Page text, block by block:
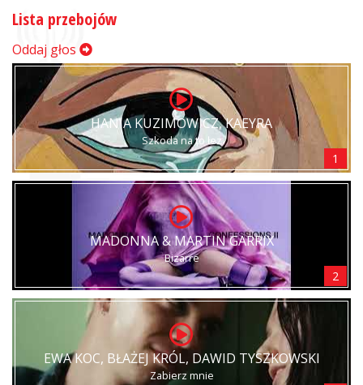
Lista przebojów
Oddaj głos
HANIA KUZIMOWICZ, KAEYRA
Szkoda na to łez
1
MADONNA & MARTIN GARRIX
Bizarre
2
EWA KOC, BŁAŻEJ KRÓL, DAWID TYSZKOWSKI
Zabierz mnie